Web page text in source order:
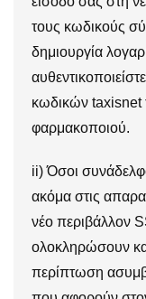
τους κωδικούς
δημιουργία
κωδικών taxisnet
φαρμακοποιού.
ii) Όσοι
ακόμα στις
νέο περιβάλλον
ολοκληρώσουν
περίπτωση